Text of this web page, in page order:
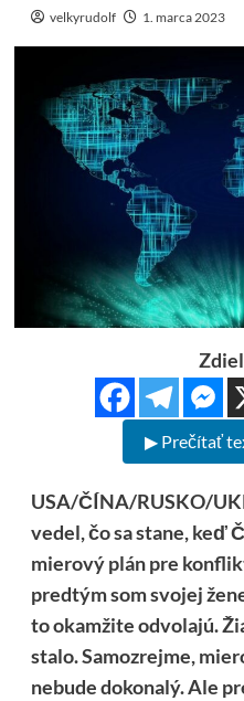
velkyrudolf 1. marca 2023
▶ Prečítať
USA/ČÍNA/RUSKO/
vedel, čo sa stane, keď
mierový plán pre
predtým som svojej
to okamžite odvolajú.
stalo. Samozrejme,
nebude dokonalý. Ale